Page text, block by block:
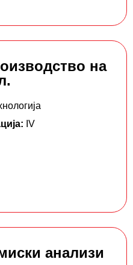
на
IV
анализи